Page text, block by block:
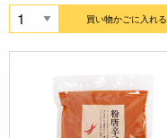
買い物かごに入れる